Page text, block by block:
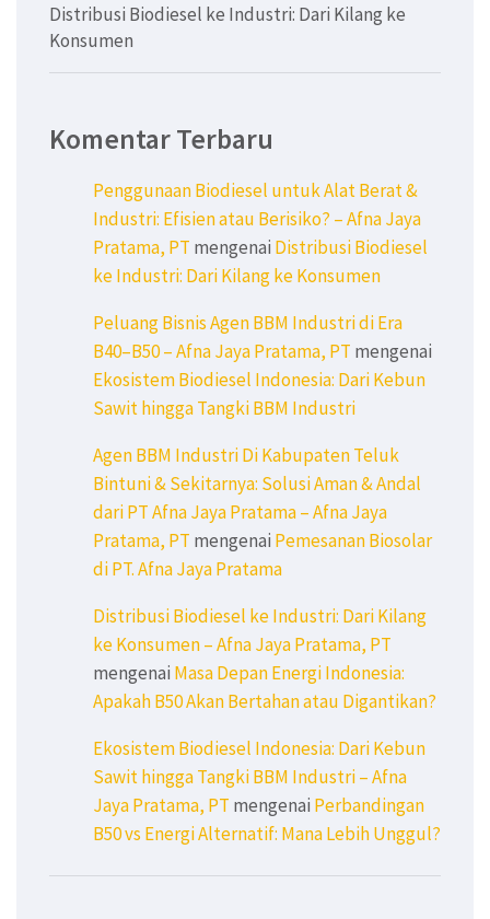
Distribusi Biodiesel ke Industri: Dari Kilang ke
Konsumen
Komentar Terbaru
Penggunaan Biodiesel untuk Alat Berat &
Industri: Efisien atau Berisiko? – Afna Jaya
Pratama, PT mengenai Distribusi Biodiesel
ke Industri: Dari Kilang ke Konsumen
Peluang Bisnis Agen BBM Industri di Era
B40–B50 – Afna Jaya Pratama, PT mengenai
Ekosistem Biodiesel Indonesia: Dari Kebun
Sawit hingga Tangki BBM Industri
Agen BBM Industri Di Kabupaten Teluk
Bintuni & Sekitarnya: Solusi Aman & Andal
dari PT Afna Jaya Pratama – Afna Jaya
Pratama, PT mengenai Pemesanan Biosolar
di PT. Afna Jaya Pratama
Distribusi Biodiesel ke Industri: Dari Kilang
ke Konsumen – Afna Jaya Pratama, PT
mengenai Masa Depan Energi Indonesia:
Apakah B50 Akan Bertahan atau Digantikan?
Ekosistem Biodiesel Indonesia: Dari Kebun
Sawit hingga Tangki BBM Industri – Afna
Jaya Pratama, PT mengenai Perbandingan
B50 vs Energi Alternatif: Mana Lebih Unggul?